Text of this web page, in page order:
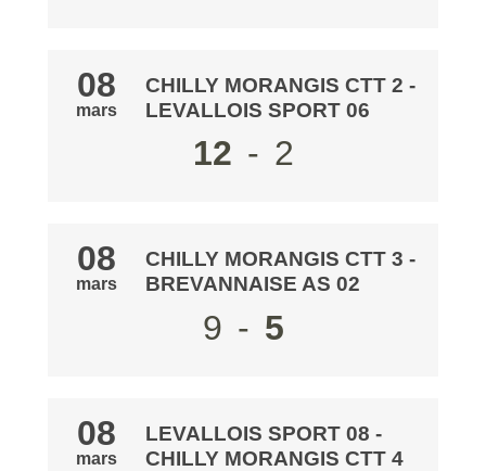
08
mars
CHILLY MORANGIS CTT 2 -
LEVALLOIS SPORT 06
12 - 2
08
mars
CHILLY MORANGIS CTT 3 -
BREVANNAISE AS 02
9 - 5
08
mars
LEVALLOIS SPORT 08 -
CHILLY MORANGIS CTT 4